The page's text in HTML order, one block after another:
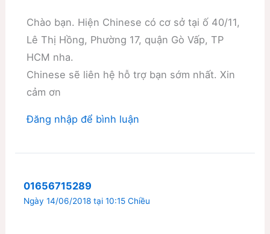
Chào bạn. Hiện Chinese có cơ sở tại ố 40/11,
Lê Thị Hồng, Phường 17, quận Gò Vấp, TP
HCM nha.
Chinese sẽ liên hệ hỗ trợ bạn sớm nhất. Xin
cảm ơn
Đăng nhập để bình luận
01656715289
Ngày 14/06/2018 tại 10:15 Chiều